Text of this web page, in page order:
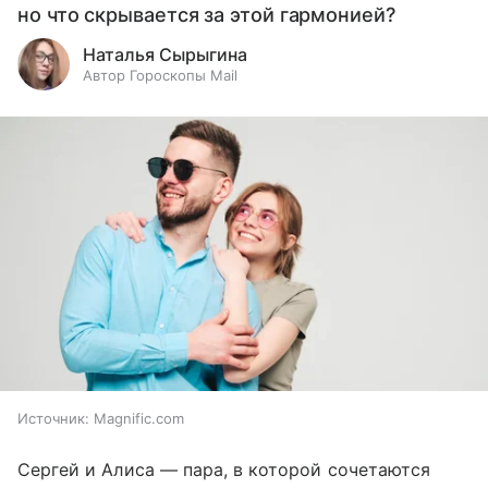
но что скрывается за этой гармонией?
Наталья Сырыгина
Автор Гороскопы Mail
Источник: Magnific.com
Сергей и Алиса — пара, в которой сочетаются